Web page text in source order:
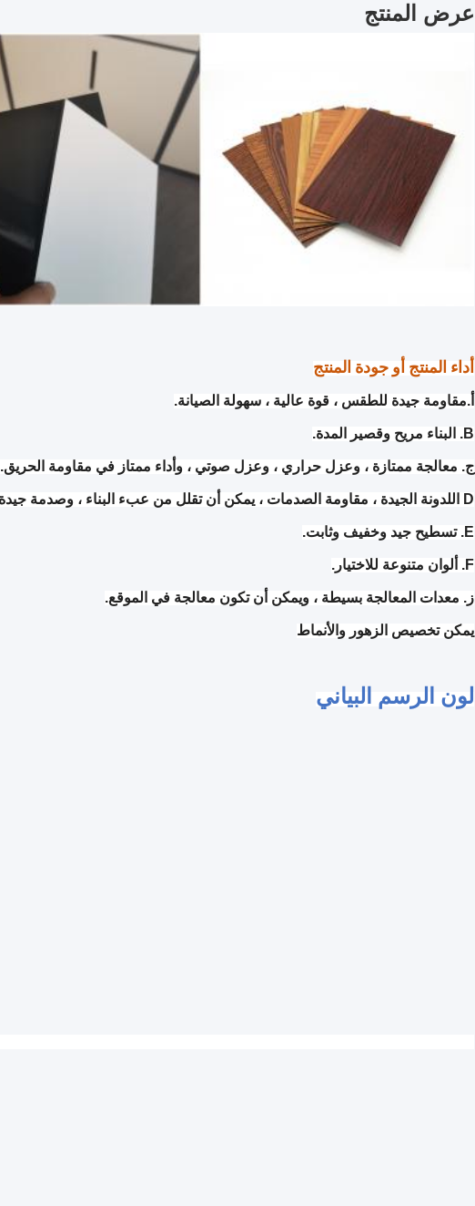
عرض المنتج
أداء المنتج أو جودة المنتج
أ.مقاومة جيدة للطقس ، قوة عالية ، سهولة الصيانة.
B. البناء مريح وقصير المدة.
ج. معالجة ممتازة ، وعزل حراري ، وعزل صوتي ، وأداء ممتاز في مقاومة الحريق.
D اللدونة الجيدة ، مقاومة الصدمات ، يمكن أن تقلل من عبء البناء ، وصدمة جيدة.
E. تسطيح جيد وخفيف وثابت.
F. ألوان متنوعة للاختيار.
ز. معدات المعالجة بسيطة ، ويمكن أن تكون معالجة في الموقع.
يمكن تخصيص الزهور والأنماط
لون الرسم البياني